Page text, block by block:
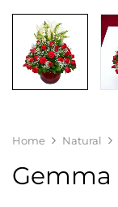
Home Natural
Gemma